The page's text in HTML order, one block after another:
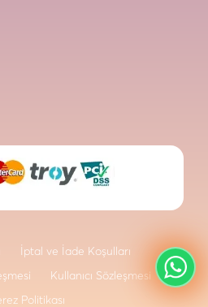
İptal ve İade Koşulları
Kullanıcı Sözleşmesi
Politikası